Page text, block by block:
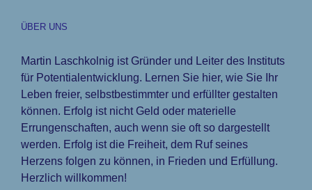
ÜBER UNS
Martin Laschkolnig ist Gründer und Leiter des Instituts
für Potentialentwicklung. Lernen Sie hier, wie Sie Ihr
Leben freier, selbstbestimmter und erfüllter gestalten
können. Erfolg ist nicht Geld oder materielle
Errungenschaften, auch wenn sie oft so dargestellt
werden. Erfolg ist die Freiheit, dem Ruf seines
Herzens folgen zu können, in Frieden und Erfüllung.
Herzlich willkommen!